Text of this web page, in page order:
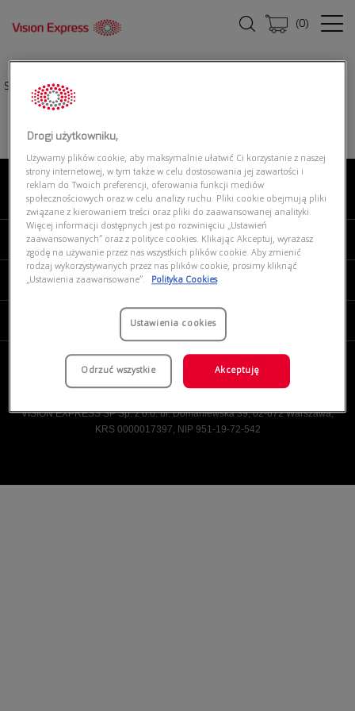
(0)
Strona główna|
O NAS
MOJE VISION EXPRESS
PRODUKTY I USŁUGI
VISION EXPRESS SP Sp. z o.o. ul. Domaniewska 39, 02-672 Warszawa,
KRS 0000017397, NIP 951-19-72-542
Drogi użytkowniku,
Używamy plików cookie, aby maksymalnie ułatwić Ci korzystanie z naszej
strony internetowej, w tym także w celu dostosowania jej zawartości i
reklam do Twoich preferencji, oferowania funkcji mediów
społecznościowych oraz w celu analizy ruchu. Pliki cookie obejmują pliki
związane z kierowaniem treści oraz pliki do zaawansowanej analityki.
Więcej informacji dostępnych jest po rozwinięciu „Ustawień
zaawansowanych” oraz z polityce cookies. Klikając Akceptuj, wyrażasz
zgodę na używanie przez nas wszystkich plików cookie. Aby zmienić
rodzaj wykorzystywanych przez nas plików cookie, prosimy kliknąć
„Ustawienia zaawansowane”.
Polityka Cookies
Ustawienia cookies
Odrzuć wszystkie Akceptuję